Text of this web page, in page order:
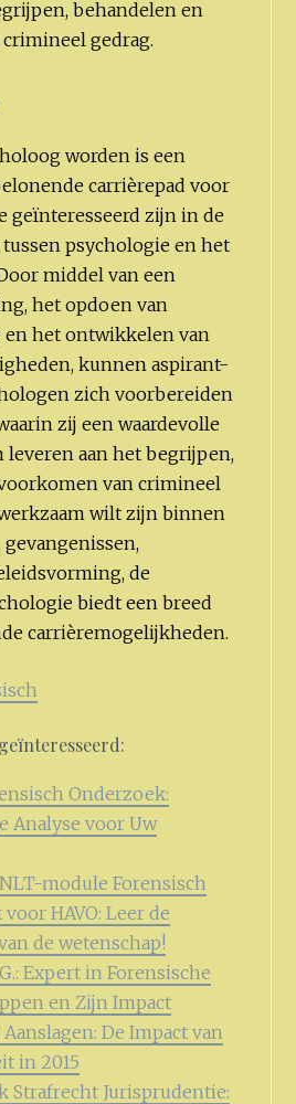
behandelen en
gedrag.
worden is een
carrièrepad voor
geïnteresseerd zijn in de
psychologie en het
middel van een
het opdoen van
het ontwikkelen van
kunnen aspirant-
zich voorbereiden
zij een waardevolle
leveren aan het begrijpen,
van crimineel
wilt zijn binnen
de
biedt een breed
carrièremogelijkheden.
Onderzoek:
Analyse voor Uw
module Forensisch
HAVO: Leer de
de wetenschap!
Expert in Forensische
en Zijn Impact
De Impact van
in 2015
Strafrecht Jurisprudentie: